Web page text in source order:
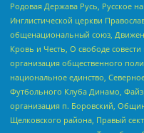
Родовая Держава Русь, Русское
Инглистической церкви
общенациональный союз,
Кровь и Честь, О свободе
организация общественного
национальное единство,
Футбольного Клуба Динамо,
организация п. Боровский,
Щелковского района, Правый